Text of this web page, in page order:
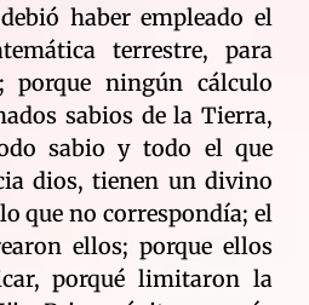
haber empleado el
terrestre, para
ningún cálculo
sabios de la Tierra,
sabio y todo el que
dios, tienen un divino
que no correspondía; el
ellos; porque ellos
porqué limitaron la